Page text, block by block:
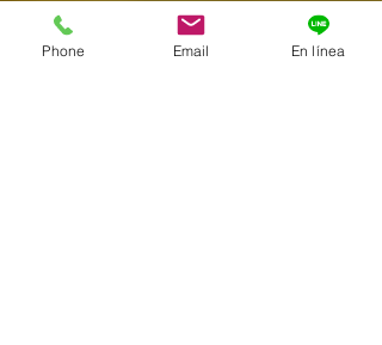
Reivindicación.
Phone Email En línea